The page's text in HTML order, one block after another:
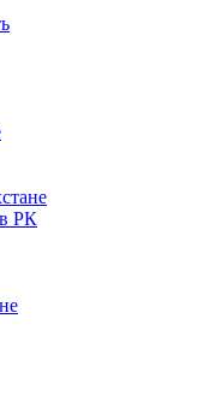
РК